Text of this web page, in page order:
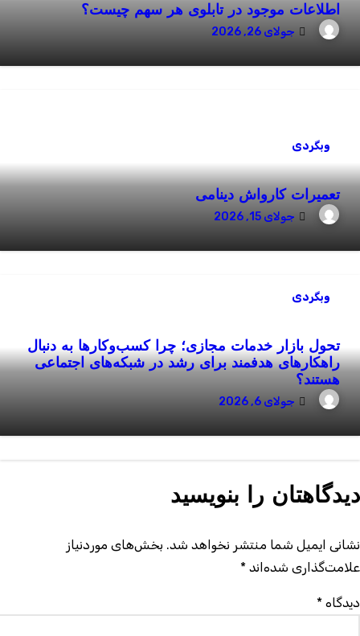
اطلاعات موجود در تابلوی هر سهم چیست؟
جولای 26, 2026
وبگردی
تعمیرات کارواش دینامی
جولای 15, 2026
وبگردی
تحول بازار خدمات مجازی؛ چرا کسب‌وکارها به دنبال
راهکارهای هدفمند برای رشد در شبکه‌های اجتماعی
هستند؟
جولای 6, 2026
دیدگاهتان را بنویسید
نشانی ایمیل شما منتشر نخواهد شد. بخش‌های موردنیاز
علامت‌گذاری شده‌اند *
دیدگاه *